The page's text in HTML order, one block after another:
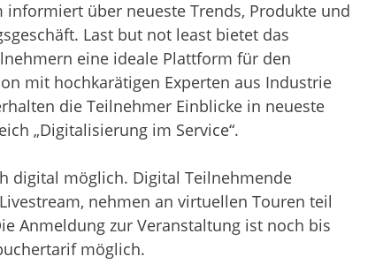
über neueste Trends, Produkte und
Last but not least bietet das
eine ideale Plattform für den
mit hochkarätigen Experten aus Industrie
die Teilnehmer Einblicke in neueste
„Digitalisierung im Service“.
digital möglich. Digital Teilnehmende
nehmen an virtuellen Touren teil
Anmeldung zur Veranstaltung ist noch bis
möglich.